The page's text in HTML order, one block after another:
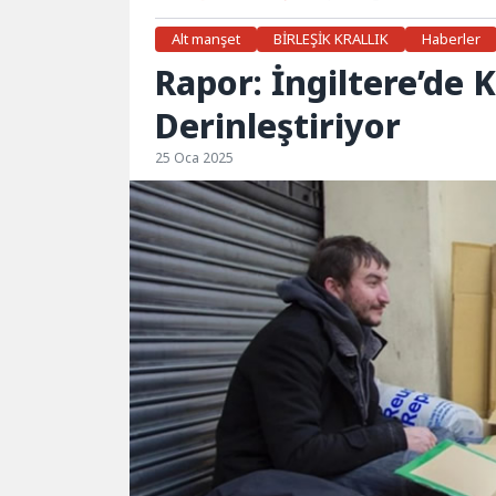
Alt manşet BİRLEŞİK KRALLIK Haberler
Rapor: İngiltere’de
Derinleştiriyor
25 Oca 2025